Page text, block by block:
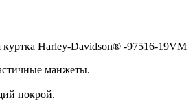
Harley-Davidson® -97516-19VM
манжеты.
покрой.